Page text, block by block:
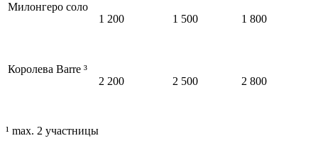
Милонгеро соло
1 200
1 500 1 800
Королева Barre ³
2 200
2 500 2 800
¹ max. 2 участницы